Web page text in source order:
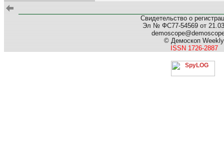
Свидетельство о
Эл № ФС77-54569 от
© Демоскоп Weekly
ISSN 1726-2887